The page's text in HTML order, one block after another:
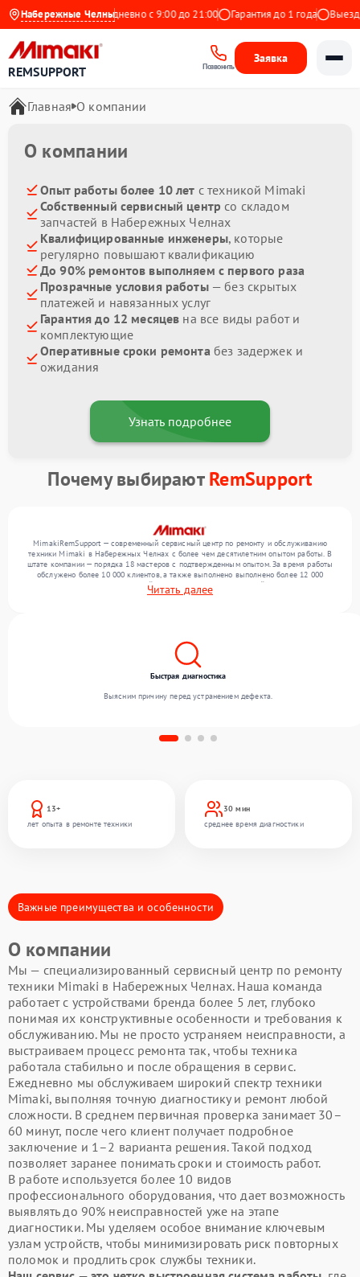
Набережные Челны
4.9 на Яндекс Ежедневно с 9:00 до 21:00 Гарантия до 1 года Выезд
REMSUPPORT Позвонить
Заявка
Главная О компании
О компании
Опыт работы более 10 лет с техникой Mimaki
Собственный сервисный центр со складом
запчастей в Набережных Челнах
Квалифицированные инженеры, которые
регулярно повышают квалификацию
До 90% ремонтов выполняем с первого раза
Прозрачные условия работы— без скрытых
платежей и навязанных услуг
Гарантия до 12 месяцев на все виды работ и
комплектующие
Оперативные сроки ремонтабез задержек и
ожидания
Узнать подробнее
Почему выбираютRemSupport
MimakiRemSupport — современный сервисный центр по ремонту и обслуживанию
техники Mimaki в Набережных Челнах с более чем десятилетним опытом работы. В
штате компании — порядка 18 мастеров с подтвержденным опытом. За время работы
обслужено более 10 000 клиентов, а также выполнено выполнено более 12 000
ремонтов. Ежемесячно в сервисный центр поступает от 300 устройств, включая , , . Мы
беремся за задачи любой сложности и гарантируем высокое качество обслуживания
Читать далее
13+
лет опыта в ремонте техники
30 мин
среднее время диагностики
Быстрая диагностика
Выясним причину перед устранением дефекта.
Важные преимущества и особенности
О компании
Мы — специализированный сервисный центр по ремонту
техники Mimaki в Набережных Челнах. Наша команда
работает с устройствами бренда более 5 лет, глубоко
понимая их конструктивные особенности и требования к
обслуживанию. Мы не просто устраняем неисправности, а
выстраиваем процесс ремонта так, чтобы техника
работала стабильно и после обращения в сервис.
Ежедневно мы обслуживаем широкий спектр техники
Mimaki, выполняя точную диагностику и ремонт любой
сложности. В среднем первичная проверка занимает 30–
60 минут, после чего клиент получает подробное
заключение и 1–2 варианта решения. Такой подход
позволяет заранее понимать сроки и стоимость работ.
В работе используется более 10 видов
профессионального оборудования, что дает возможность
выявлять до 90% неисправностей уже на этапе
диагностики. Мы уделяем особое внимание ключевым
узлам устройств, чтобы минимизировать риск повторных
поломок и продлить срок службы техники.